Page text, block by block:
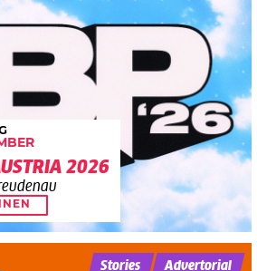
2026
Stories Advertorial